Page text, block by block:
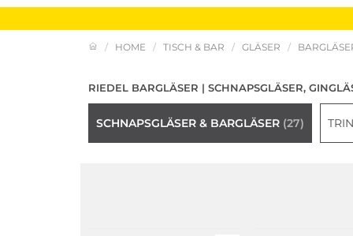
HOME TISCH & BAR GLÄSER
RIEDEL BARGLÄSER | SCHNAPSGLÄSER,
SCHNAPSGLÄSER & BARGLÄSER (27)